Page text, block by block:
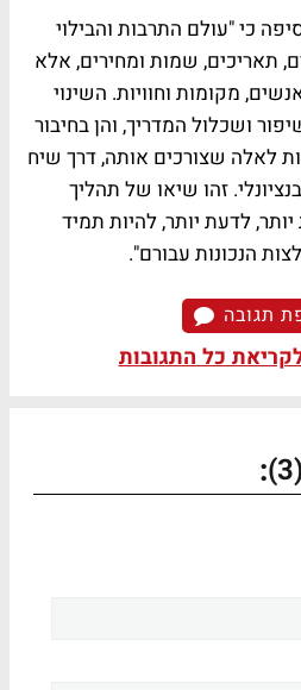
כי "עולם התרבות והבילוי
תאריכים, שמות ומחירים, אלא
מקומות וחוויות. השינוי
ושכלול המדריך, והן בחיבור
לאלה שצורכים אותה, דרך שיח
זהו שיאו של תהליך
לדעת יותר, להיות תמיד
הנכונות עבורם".
תגובה
כל התגובות
(3)
: